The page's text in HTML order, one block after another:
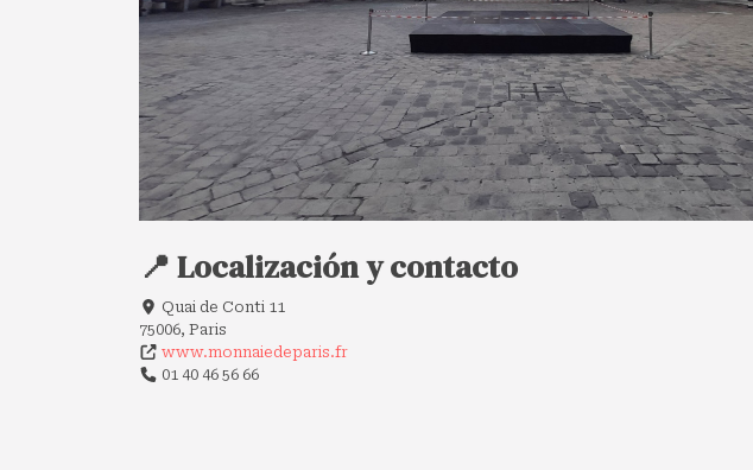
📍 Localización y contacto
Quai de Conti 11
75006, Paris
www.monnaiedeparis.fr
01 40 46 56 66